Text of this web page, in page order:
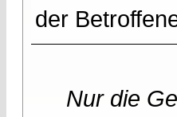
der
Nur die